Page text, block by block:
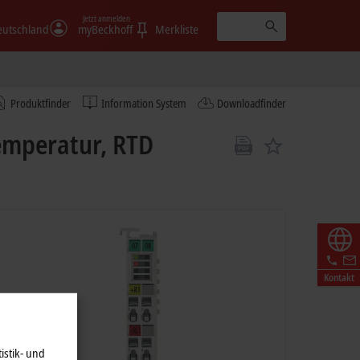
myBeckhoff
Jetzt anmelden
Merkliste
Produktfinder Information System Downloadfinder
Kontakt
RTD
und